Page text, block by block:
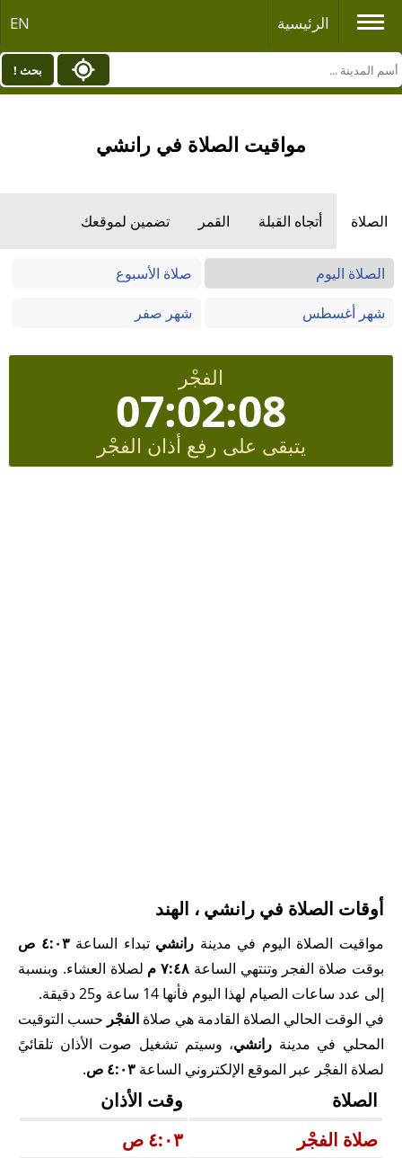
الرئيسية EN
بحث !
مواقيت الصلاة في رانشي
الصلاة أتجاه القبلة القمر تضمين لموقعك
الصلاة اليوم
صلاة الأسبوع
شهر أغسطس
شهر صفر
الفجْر
07:02:07
يتبقى على رفع أذان الفجْر
أوقات الصلاة في رانشي ، الهند
مواقيت الصلاة اليوم في مدينة رانشي تبداء الساعة٤:٠٣ ص
بوقت صلاة الفجر وتنتهي الساعة ٧:٤٨ م
لصلاة العشاء. وبنسبة
إلى عدد ساعات الصيام لهذا اليوم فأنها 14 ساعة و25 دقيقة.
في الوقت الحالي الصلاة القادمة هي صلاة الفجْر حسب التوقيت
المحلي في مدينة رانشي، وسيتم تشغيل صوت الأذان تلقائيً
لصلاة الفجْر عبر الموقع الإلكتروني الساعة ٤:٠٣ ص .
الصلاة
وقت الأذان
صلاة الفجْر
٤:٠٣ ص